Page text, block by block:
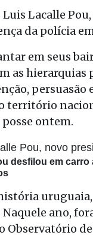
Lacalle
da polícia
em seus
as hierarquias
persuasão
território
posse ontem.
desfilou em
ano,
Observatório